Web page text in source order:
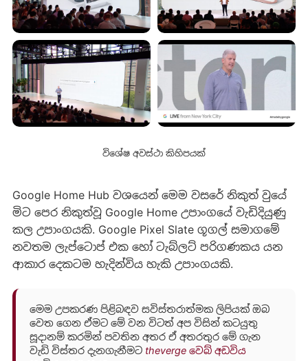
විශේෂ අවස්ථා කිහිපයක්
Google Home Hub වශයෙන් මෙම වසරේ නිකුත් වුයේ
මිට පෙර නිකුත්වූ Google Home උපාංගයේ වැඩිදියුණු
කල උපාංගයකි. Google Pixel Slate ගූගල් සමාගමේ
නවතම ලැප්ටොප් එක හෝ ටැබ්ලට් පරිගණකය යන
ආකාර දෙකටම හැදින්විය හැකි උපාංගයකි.
මෙම උපකරණ පිළිබඳව සවිස්තරාත්මක ලිපියක් ඔබ
වෙත ගෙන ඒමට මේ වන විටත් අප විසින් කටයුතු
සූදානම් කරමින් පවතින අතර ඒ අතරතුර මේ ගැන
වැඩි විස්තර දැනගැනීමට theverge වෙබ් අඩවිය